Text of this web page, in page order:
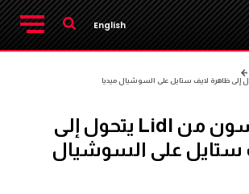
English
عطر الكرواسون من Lidl يتحول إلى
ستايل على السوشيال